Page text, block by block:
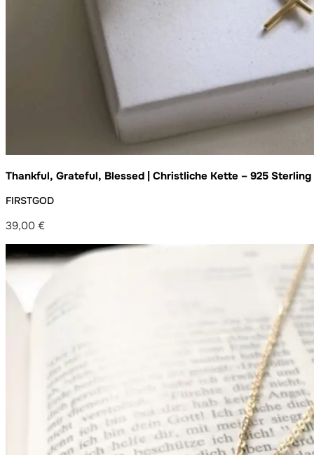
Thankful, Grateful, Blessed | Christliche Kette – 925
FIRSTGOD
39,00 €